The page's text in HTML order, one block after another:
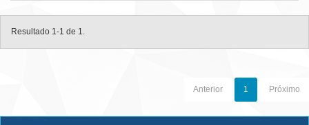
Resultado 1-1 de 1.
Anterior 1 Próximo